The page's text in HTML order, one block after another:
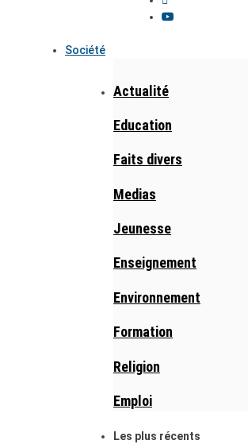
Société
Actualité
Education
Faits divers
Medias
Jeunesse
Enseignement
Environnement
Formation
Religion
Emploi
Les plus récents